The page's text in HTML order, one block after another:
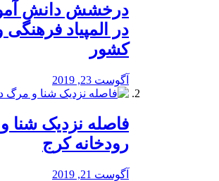
درخشش دانش
در المپیاد
کشور
آگوست 23, 2019
️فاصله نزدیک شنا
رودخانه کرج
آگوست 21, 2019